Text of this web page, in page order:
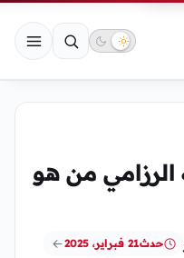
الرزامي من هو
حدث21 فبراير، 2025